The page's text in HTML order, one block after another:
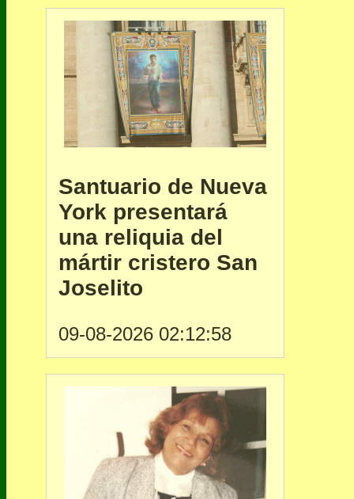
Santuario de Nueva
York presentará
una reliquia del
mártir cristero San
Joselito
09-08-2026 02:12:58